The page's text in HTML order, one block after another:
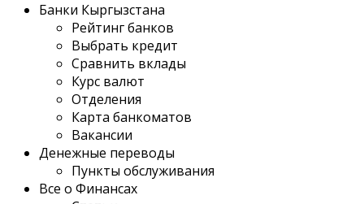
Банки Кыргызстана
Рейтинг банков
Выбрать кредит
Сравнить вклады
Курс валют
Отделения
Карта банкоматов
Вакансии
Денежные переводы
Пункты обслуживания
Все о Финансах